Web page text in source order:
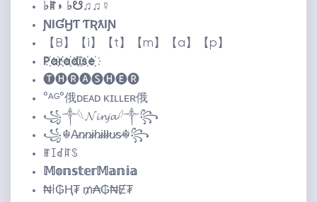
♭ꍏ◗ ♭☋♫♫☿
ƝƖƓӇƬ ƬƦƛƖƝ
【B】【i】【t】【m】【a】【p】
P҉a҉r҉a҉d҉i҉s҉e҉
🅣🅗🅡🅐🅢🅗🅔🅡
°ᴬᴳ°俄ᴅᴇᴀᴅ ᴋɪʟʟᴇʀ俄
꧁⁣༒𓆩𝓝𝓲𝓷𝓳𝓪𓆪༒꧂
꧁☬A̷n̷n̷i̷h̷i̷l̷l̷u̷s̷☬꧂
ꂵꀤꀸꍏꌗ
𝕄𝕠𝕟𝕤𝕥𝕖𝕣𝕄𝕒𝕟𝕚𝕒
₦ł₲Ⱨ₮ ₥₳₲₦Ɇ₮